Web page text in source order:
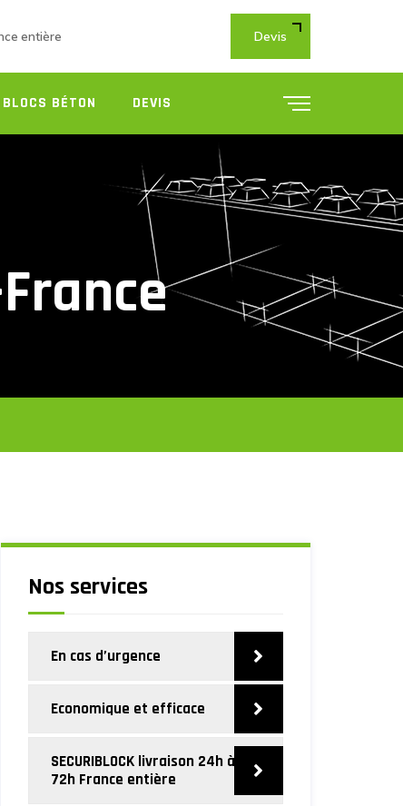
entière Devis
BÉTON DEVIS
Nos services
En cas d’urgence
Economique et efficace
SECURIBLOCK livraison 24h à
72h France entière